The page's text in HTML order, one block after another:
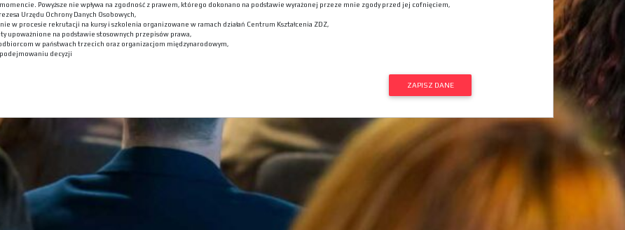
Powyższe nie wpływa na zgodność z prawem, którego dokonano na podstawie wyrażonej przeze mnie zgody przed jej cofnięciem,
Urzędu Ochrony Danych Osobowych,
w procesie rekrutacji na kursy i szkolenia organizowane w ramach działań Centrum Kształcenia ZDZ,
upoważnione na podstawie stosownych przepisów prawa,
w państwach trzecich oraz organizacjom międzynarodowym,
decyzji
ZAPISZ DANE